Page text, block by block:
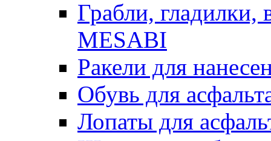
Грабли, гладилки,
MESABI
Ракели для
Обувь для
Лопаты для